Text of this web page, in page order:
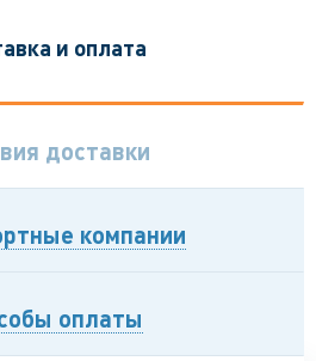
и оплата
доставки
компании
оплаты